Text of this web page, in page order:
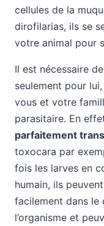
cellules de la
dirofilarias, ils se
votre animal pour
Il est nécessaire
seulement pour
vous et votre
parasitaire. En
parfaitement
toxocara par
fois les larves en
humain, ils
facilement dans le
l’organisme et